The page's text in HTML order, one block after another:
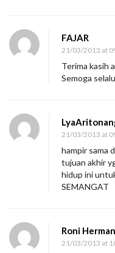
FAJAR
21/03/2013 at
Terima kasih
Semoga
21/03/2013 at
hampir sama
tujuan akhir
hidup ini
SEMANGAT
Roni
21/03/2013 at